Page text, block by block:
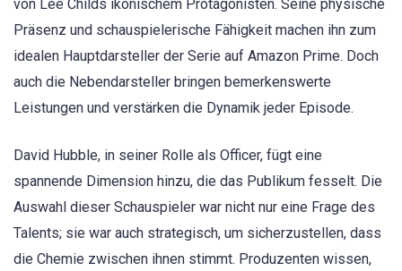
von Lee Childs ikonischem Protagonisten. Seine physische
Präsenz und schauspielerische Fähigkeit machen ihn zum
idealen Hauptdarsteller der Serie auf Amazon Prime. Doch
auch die Nebendarsteller bringen bemerkenswerte
Leistungen und verstärken die Dynamik jeder Episode.
David Hubble, in seiner Rolle als Officer, fügt eine
spannende Dimension hinzu, die das Publikum fesselt. Die
Auswahl dieser Schauspieler war nicht nur eine Frage des
Talents; sie war auch strategisch, um sicherzustellen, dass
die Chemie zwischen ihnen stimmt. Produzenten wissen,